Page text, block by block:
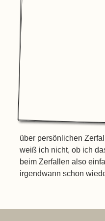
über persönlichen
weiß ich nicht, ob ich
beim Zerfallen also
irgendwann schon